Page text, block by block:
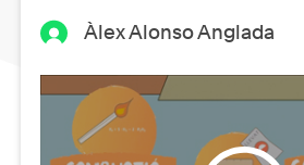
Àlex Alonso Anglada